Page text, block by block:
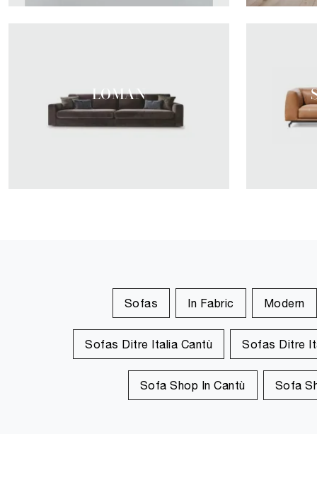
LOMAN
Sofas In Fabric Modern
Sofas Ditre Italia Cantù Sofas Ditre
Sofa Shop In Cantù Sofa